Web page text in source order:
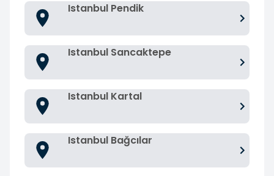
Istanbul Pendik
Istanbul Sancaktepe
Istanbul Kartal
Istanbul Bağcılar